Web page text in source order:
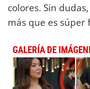
colores. Sin
más que es súper
GALERÍA DE